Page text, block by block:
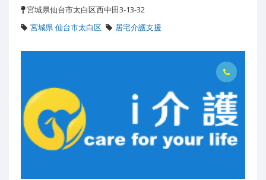
宮城県仙台市太白区西中田3-13-32
宮城県 仙台市太白区
居宅介護支援